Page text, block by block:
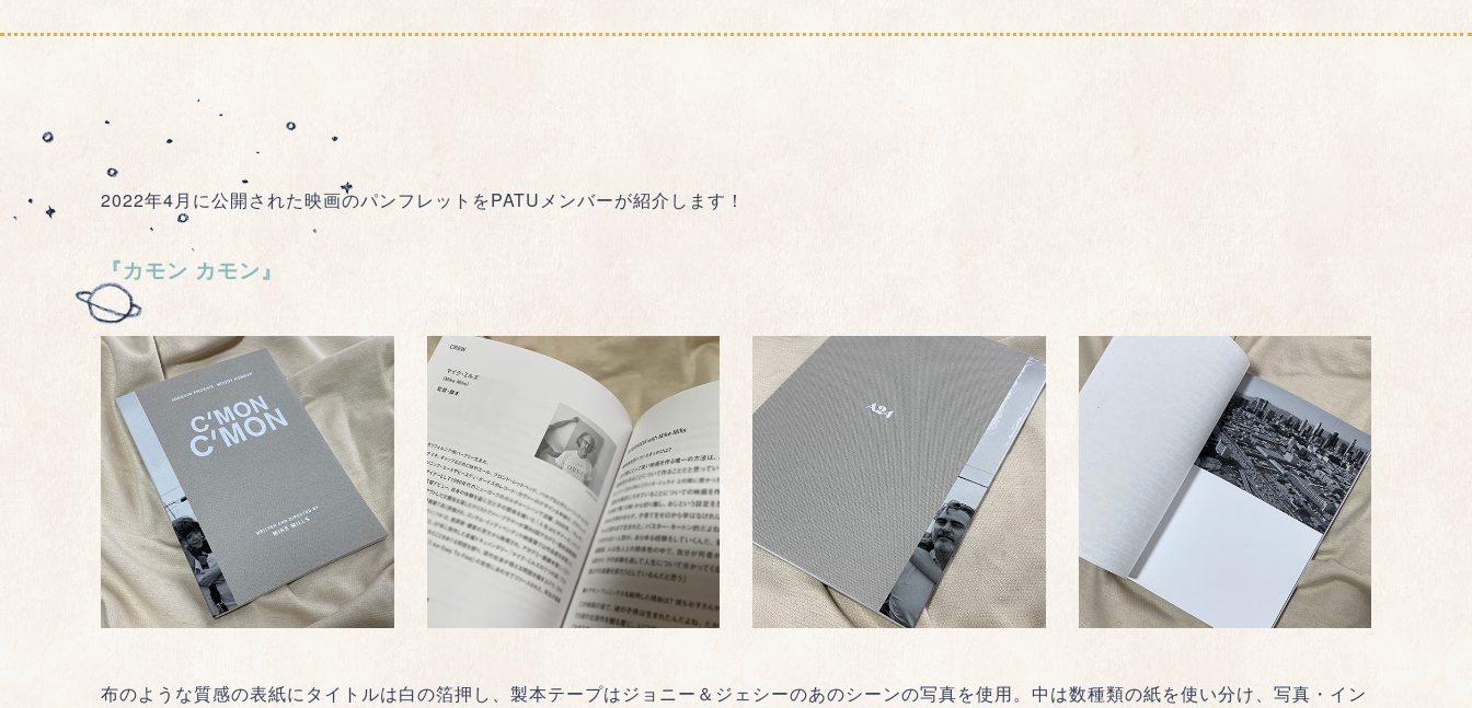
2022年4月に公開された映画のパンフレットをPATUメンバーが紹介します！
『カモン カモン』
布のような質感の表紙にタイトルは白の箔押し、製本テープはジョニー＆ジェシーのあのシーンの写真を使用。中は数種類の紙を使い分け、写真・イン